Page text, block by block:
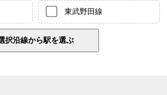
東武野田線